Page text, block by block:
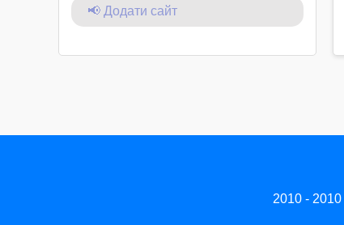
📢 Додати сайт
2010 - 2010